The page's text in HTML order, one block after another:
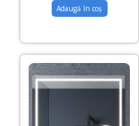
Adaugă în coș